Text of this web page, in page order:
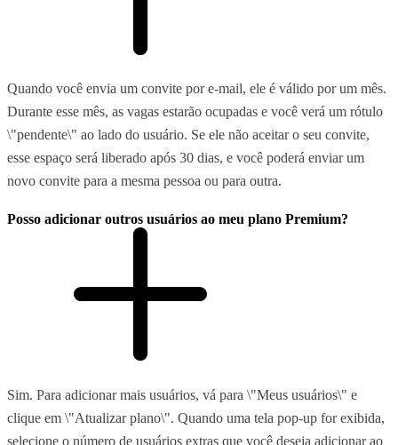
Quando você envia um convite por e-mail, ele é válido por um mês.
Durante esse mês, as vagas estarão ocupadas e você verá um rótulo
\"pendente\" ao lado do usuário. Se ele não aceitar o seu convite,
esse espaço será liberado após 30 dias, e você poderá enviar um
novo convite para a mesma pessoa ou para outra.
Posso adicionar outros usuários ao meu plano Premium?
Sim. Para adicionar mais usuários, vá para \"Meus usuários\" e
clique em \"Atualizar plano\". Quando uma tela pop-up for exibida,
selecione o número de usuários extras que você deseja adicionar ao